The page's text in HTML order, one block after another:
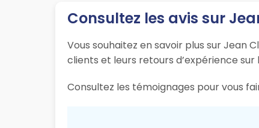
Consultez les avis sur
Vous souhaitez en savoir plus sur Jean
clients et leurs retours d’expérience
Consultez les témoignages pour vous